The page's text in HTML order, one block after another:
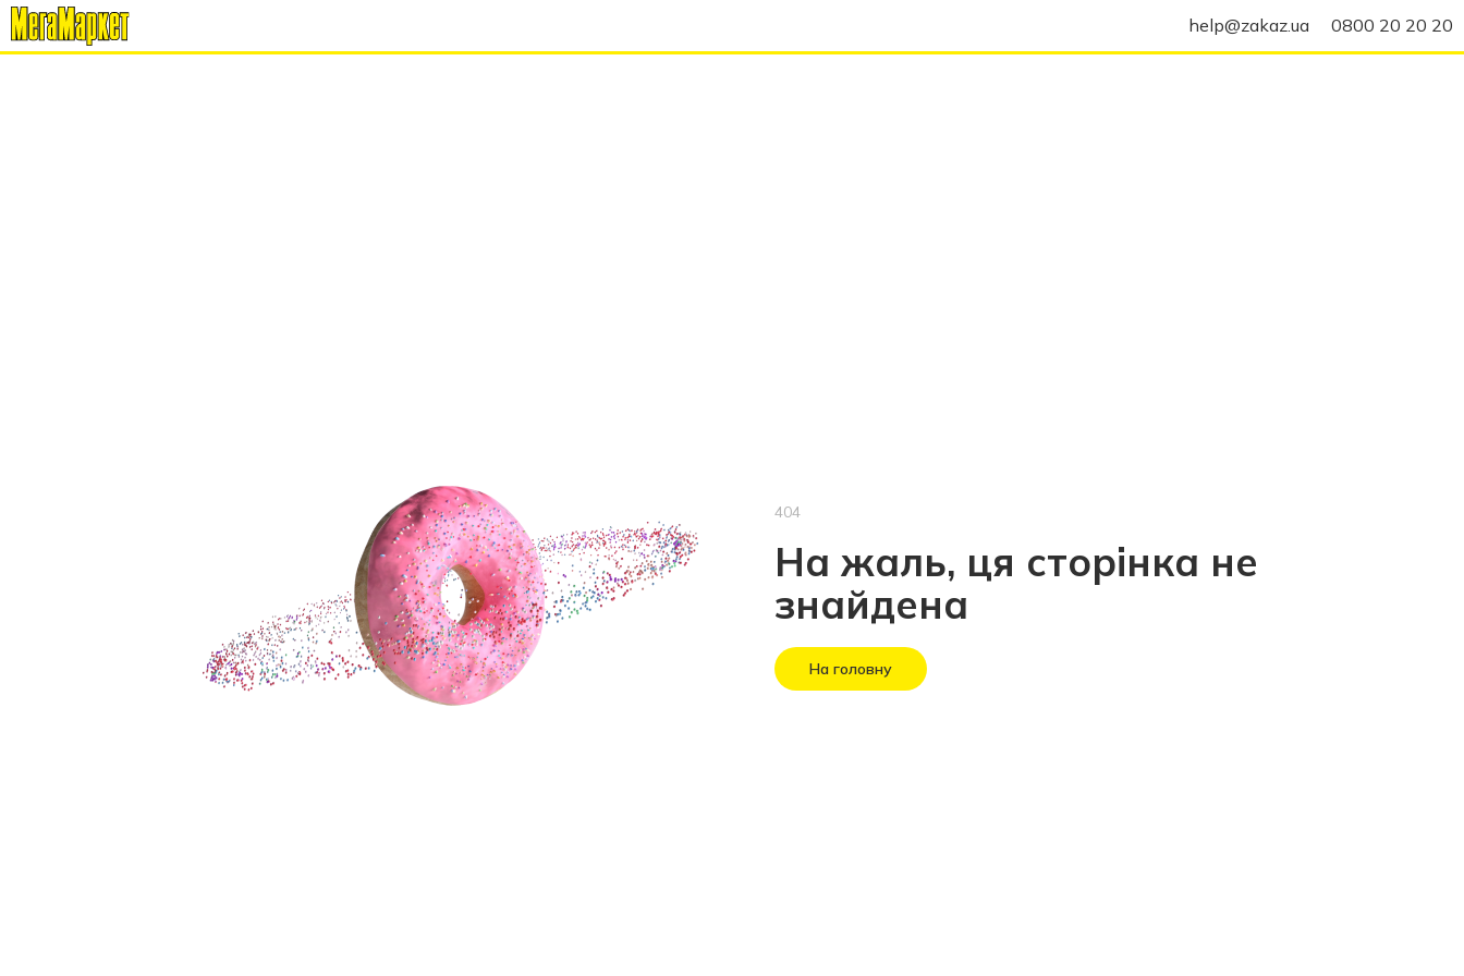
help@zakaz.ua 0800 20 20 20
404
На жаль, ця сторінка не
знайдена
На головну